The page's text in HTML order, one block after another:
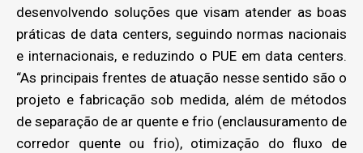
desenvolvendo soluções que visam atender as boas
práticas de data centers, seguindo normas nacionais
e internacionais, e reduzindo o PUE em data centers.
“As principais frentes de atuação nesse sentido são o
projeto e fabricação sob medida, além de métodos
de separação de ar quente e frio (enclausuramento de
corredor quente ou frio), otimização do fluxo de